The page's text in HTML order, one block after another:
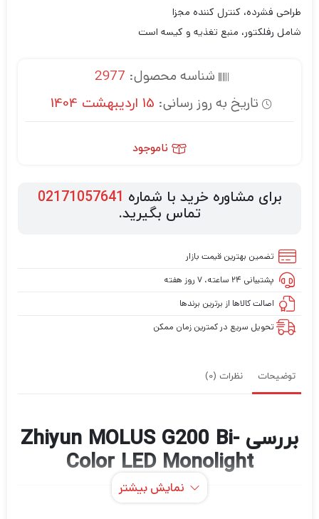
طراحی فشرده، کنترل کننده مجزا
شامل رفلکتور، منبع تغذیه و کیسه است
شناسه محصول: 2977
تاریخ به روز رسانی: 15 اردیبهشت 1404
ناموجود
برای مشاوره خرید با شماره 02171057641
تماس بگیرید.
تضمین بهترین قیمت بازار
پشتیبانی ۲۴ ساعته، ۷ روز هفته
اصالت کالاها از برترین برندها
تحویل سریع در کمترین زمان ممکن
توضیحات نظرات (0)
بررسی Zhiyun MOLUS G200 Bi-
Color LED Monolight
نمایش بیشتر